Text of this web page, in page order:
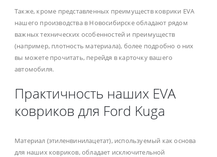
Также, кроме представленных преимуществ коврики EVA
нашего производства в Новосибирске обладают рядом
важных технических особенностей и преимуществ
(например, плотность материала), более подробно о них
вы можете прочитать, перейдя в карточку вашего
автомобиля.
Практичность наших EVA
ковриков для Ford Kuga
Материал (этиленвинилацетат), используемый как основа
для наших ковриков, обладает исключительной